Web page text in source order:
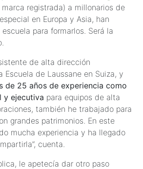
marca registrada) a millonarios de
en Europa y Asia, han
para formarlos. Será la
de alta dirección
Escuela de Laussane en Suiza, y
de 25 años de experiencia como
y ejecutiva para equipos de alta
también he trabajado para
grandes patrimonios. En este
mucha experiencia y ha llegado
cuenta.
le apetecía dar otro paso